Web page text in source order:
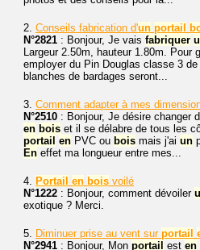
2. Conseils fabrication d'un portail
N°2821 : Bonjour, Je vais fabriquer
Largeur 2.50m, hauteur 1.80m. Pour
employer du Pin Douglas classe 3
blanches de bardages seront...
3. Comment adapter à mes
N°2510 : Bonjour, Je désire changer
en bois et il se délabre de tous les
portail en PVC ou bois mais j'ai un
En effet ma longueur entre mes...
4. Portail en bois voilé
N°1222 : Bonjour, comment dévoiler
exotique ? Merci.
5. Diminuer prise au vent sur portail
N°2941 : Bonjour, Mon portail est en